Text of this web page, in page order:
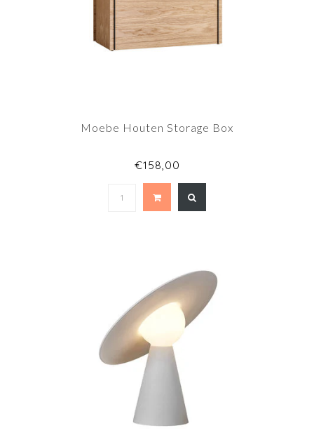
Moebe Houten Storage Box
€158,00